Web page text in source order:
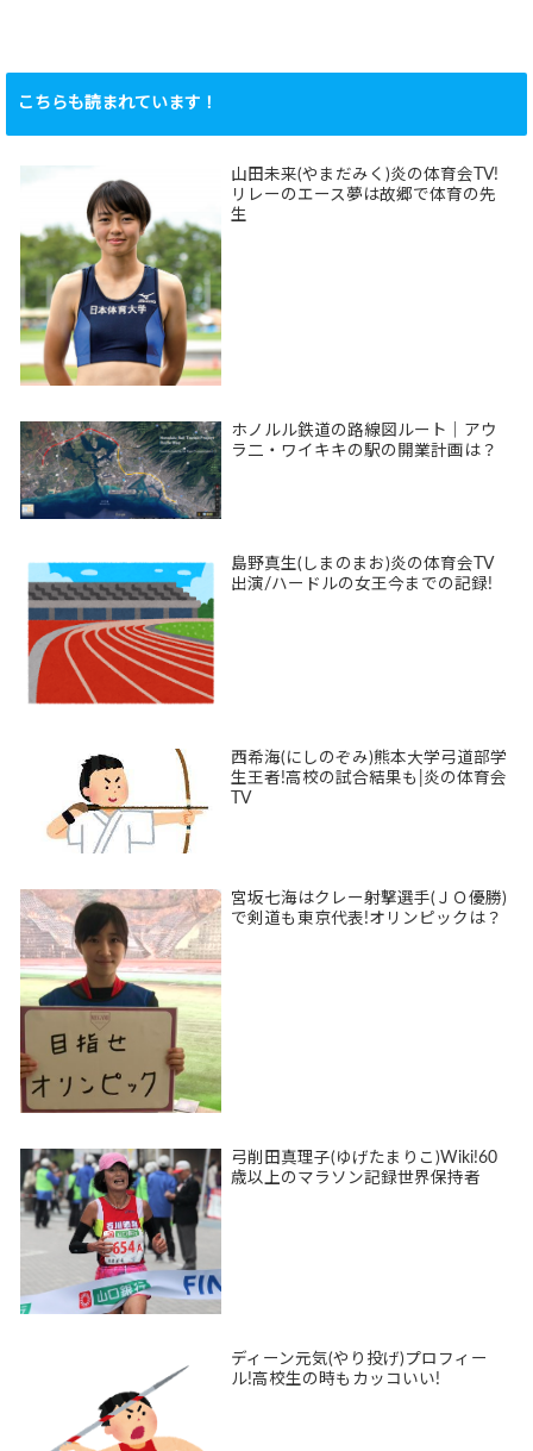
こちらも読まれています！
山田未来(やまだみく)炎の体育会TV!
リレーのエース夢は故郷で体育の先
生
ホノルル鉄道の路線図ルート｜アウ
ラ二・ワイキキの駅の開業計画は？
島野真生(しまのまお)炎の体育会TV
出演/ハードルの女王今までの記録!
西希海(にしのぞみ)熊本大学弓道部学
生王者!高校の試合結果も|炎の体育会
TV
宮坂七海はクレー射撃選手(ＪＯ優勝)
で剣道も東京代表!オリンピックは？
弓削田真理子(ゆげたまりこ)Wiki!60
歳以上のマラソン記録世界保持者
ディーン元気(やり投げ)プロフィー
ル!高校生の時もカッコいい!